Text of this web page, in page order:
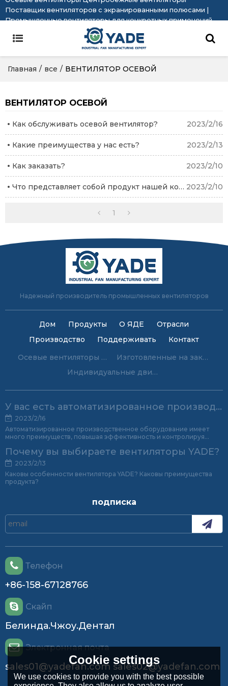
Поставщик вентиляторов с экранированными полюсами |
Промышленные вентиляторы для конкретных применений
Главная / все / ВЕНТИЛЯТОР ОСЕВОЙ
ВЕНТИЛЯТОР ОСЕВОЙ
Как обслуживать осевой вентилятор? 2023/2/16
Какие преимущества у нас есть? 2023/2/13
Как заказать? 2023/2/10
Что представляет собой продукт нашей компании? 2023/2/10
1
Надежный производитель промышленных вентиляторов
Дом Продукты О ЯДЕ
Отрасли
Производство
Поддерживать
Контакт
Осевые вентиляторы на заказ
Изготовленные на заказ центробежные вентиляторы
Индивидуальные двигатели с экранированными полюсами
У вас есть автоматизированное производственное оборудование?
2023/2/16
Автоматизированное производственное оборудование имеет
много преимуществ, повышая эффективность и контролируя
Почему вы выбираете вентиляторы YADE?
2023/2/13
Каковы особенности вентилятора YADE? Каковы преимущества
продукта?
подписка
Телефон
+86-158-67128766
Скайп
Белинда.Чжоу.Дентал
Электронная почта
sales01@yadefan.com sales02@yadefan.com
Cookie settings
We use cookies to provide you with the best possible